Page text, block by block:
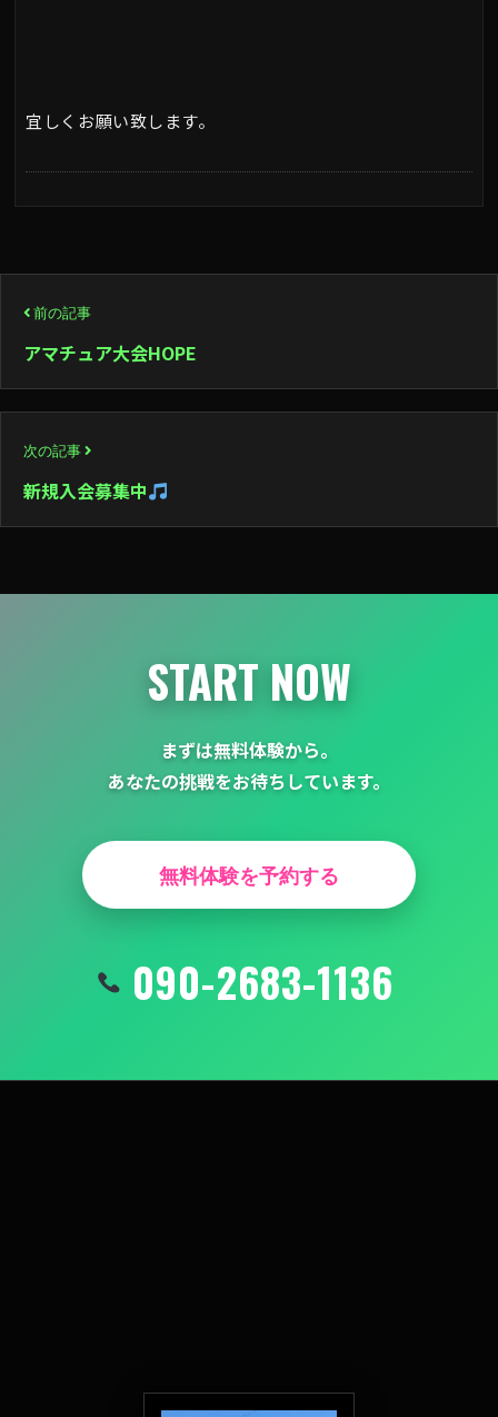
宜しくお願い致します。
稿
ナ
ビ
ゲ
ー
ョ
前の記事
アマチュア大会HOPE
次の記事
新規入会募集中
START NOW
まずは無料体験から。
あなたの挑戦をお待ちしています。
無料体験を予約する
090-2683-1136